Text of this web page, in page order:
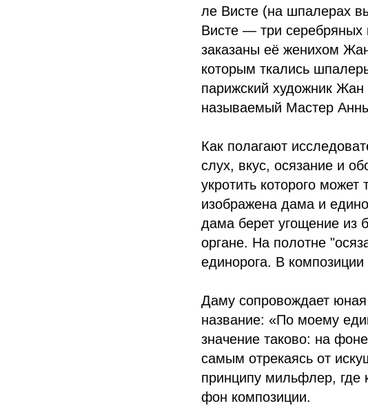
ле Висте (на шпалерах
Висте — три
заказаны её женихом
которым ткались
парижский художник
называемый Мастер
Как полагают
слух, вкус, осязание и
укротить которого
изображена дама и
дама берет угощение из
органе. На полотне
единорога. В
Даму сопровождает
название: «По моему
значение таково: на
самым отрекаясь от
принципу мильфлер, где
фон композиции.